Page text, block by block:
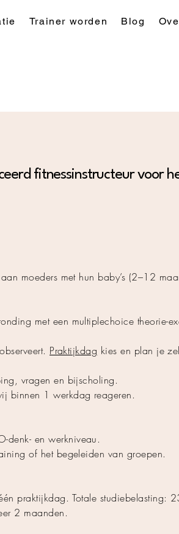
Trainer worden Blog
fitnessinstructeur voor
moeders met hun baby’s (2–12
met een multiplechoice theorie-
Praktijkdag kies en plan je
vragen en bijscholing.
binnen 1 werkdag reageren.
denk- en werkniveau.
of het begeleiden van groepen.
praktijkdag. Totale studiebelasting:
2 maanden.